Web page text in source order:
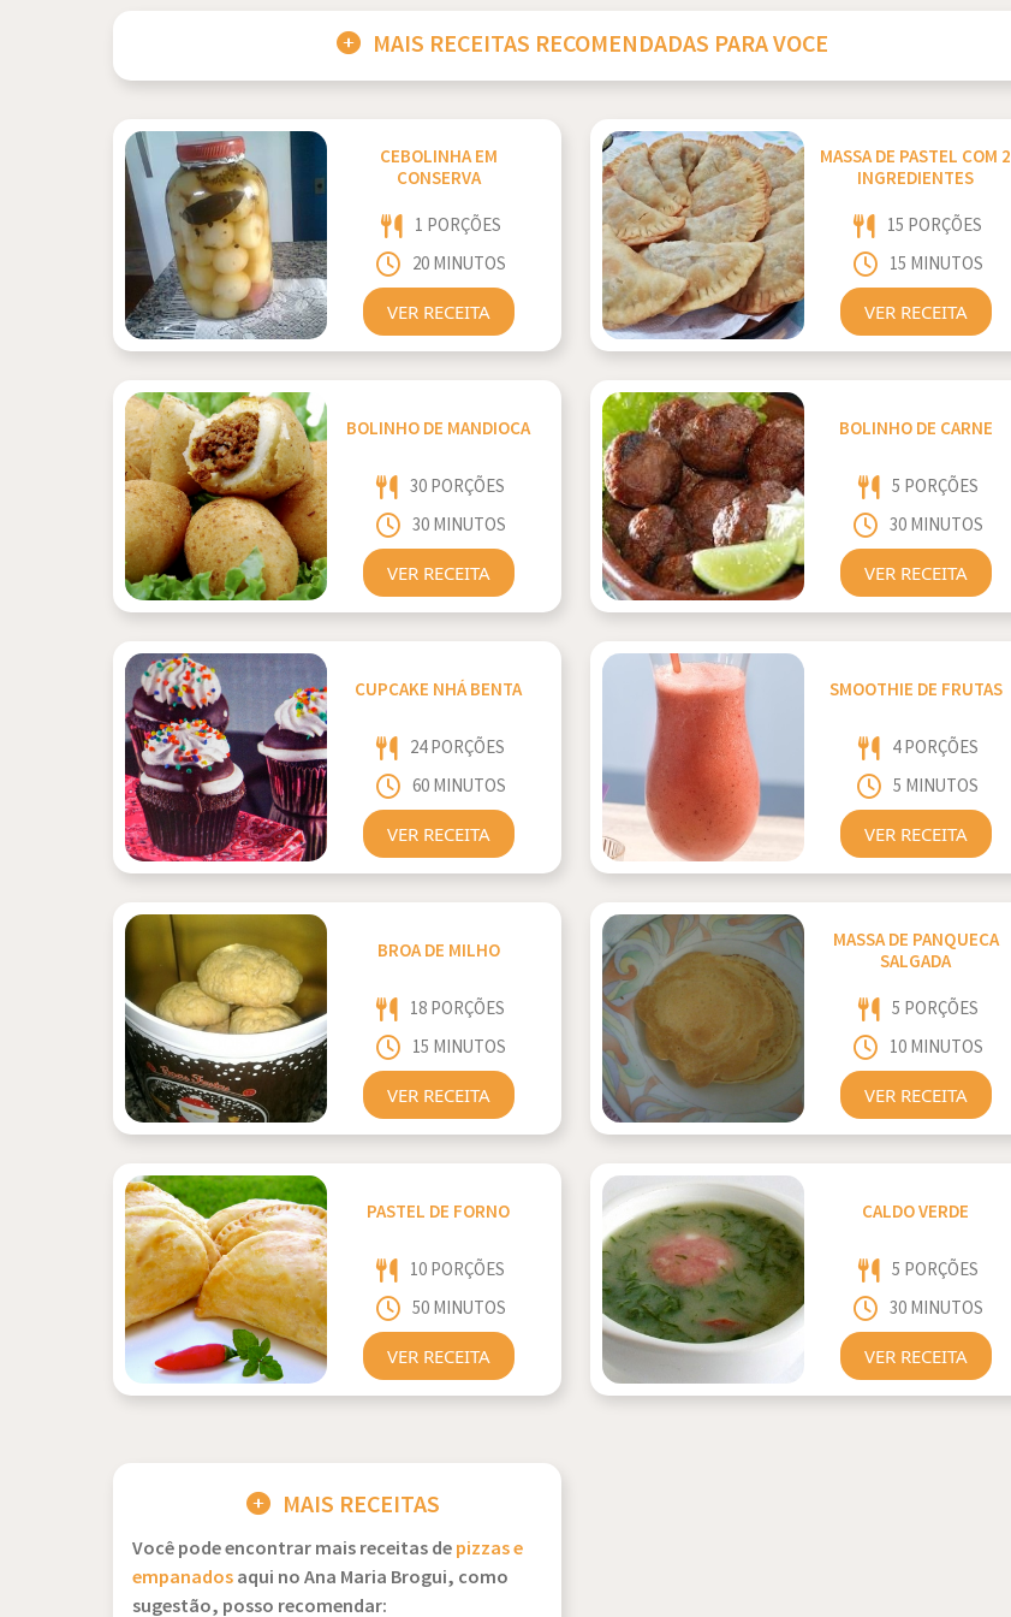
MAIS RECEITAS RECOMENDADAS PARA VOCE
CEBOLINHA EM
CONSERVA
1 PORÇÕES
20 MINUTOS
VER RECEITA
MASSA DE PASTEL COM 2
INGREDIENTES
15 PORÇÕES
15 MINUTOS
VER RECEITA
BOLINHO DE MANDIOCA
30 PORÇÕES
30 MINUTOS
VER RECEITA
BOLINHO DE CARNE
5 PORÇÕES
30 MINUTOS
VER RECEITA
CUPCAKE NHÁ BENTA
24 PORÇÕES
60 MINUTOS
VER RECEITA
SMOOTHIE DE FRUTAS
4 PORÇÕES
5 MINUTOS
VER RECEITA
BROA DE MILHO
18 PORÇÕES
15 MINUTOS
VER RECEITA
MASSA DE PANQUECA
SALGADA
5 PORÇÕES
10 MINUTOS
VER RECEITA
PASTEL DE FORNO
10 PORÇÕES
50 MINUTOS
VER RECEITA
CALDO VERDE
5 PORÇÕES
30 MINUTOS
VER RECEITA
MAIS RECEITAS
Você pode encontrar mais receitas depizzas e
empanadosaqui no Ana Maria Brogui, como
sugestão, posso recomendar: